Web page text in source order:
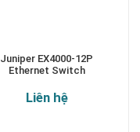
Juniper EX4000-12P
Ethernet Switch
Liên hệ